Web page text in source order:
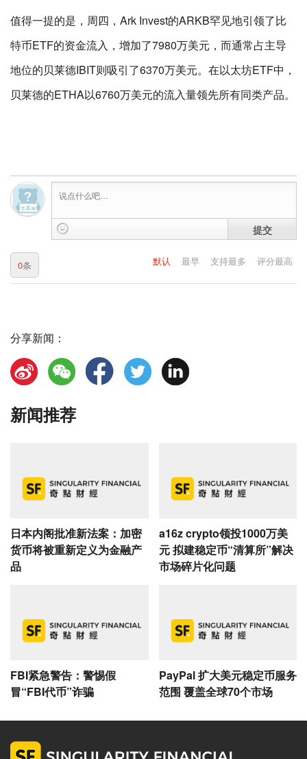
值得一提的是，周四，Ark Invest的ARKB罕见地引领了比
特币ETF的资金流入，增加了7980万美元，而通常占主导
地位的贝莱德IBIT则吸引了6370万美元。在以太坊ETF中，
贝莱德的ETHA以6760万美元的流入量领先所有同类产品。
提交
默认 最早 支持最多 评分最高
0条
分享新闻：
新闻推荐
日本内阁批准新法案：加密
货币将被重新定义为金融产
品
a16z crypto领投1000万美
元 拟建稳定币“清算所”解决
市场碎片化问题
FBI紧急警告：警惕假
冒“FBI代币”诈骗
​PayPal 扩大美元稳定币服务
范围 覆盖全球70个市场